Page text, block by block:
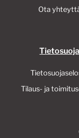
Ota
Tietosuoja
Tilaus- ja